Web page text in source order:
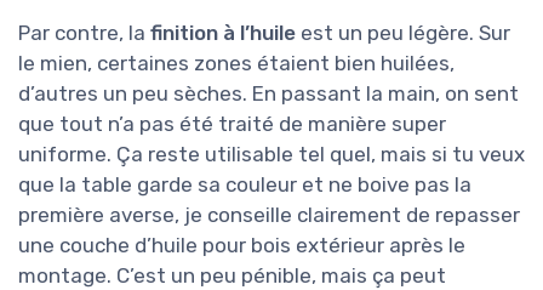
Par contre, la finition à l’huile est un peu légère. Sur
le mien, certaines zones étaient bien huilées,
d’autres un peu sèches. En passant la main, on sent
que tout n’a pas été traité de manière super
uniforme. Ça reste utilisable tel quel, mais si tu veux
que la table garde sa couleur et ne boive pas la
première averse, je conseille clairement de repasser
une couche d’huile pour bois extérieur après le
montage. C’est un peu pénible, mais ça peut